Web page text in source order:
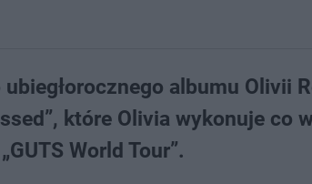
albumu Olivii
które Olivia wykonuje co
World Tour”.